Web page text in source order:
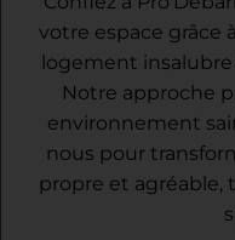
votre espace grâce
logement
Notre approche
environnement
nous pour
propre et